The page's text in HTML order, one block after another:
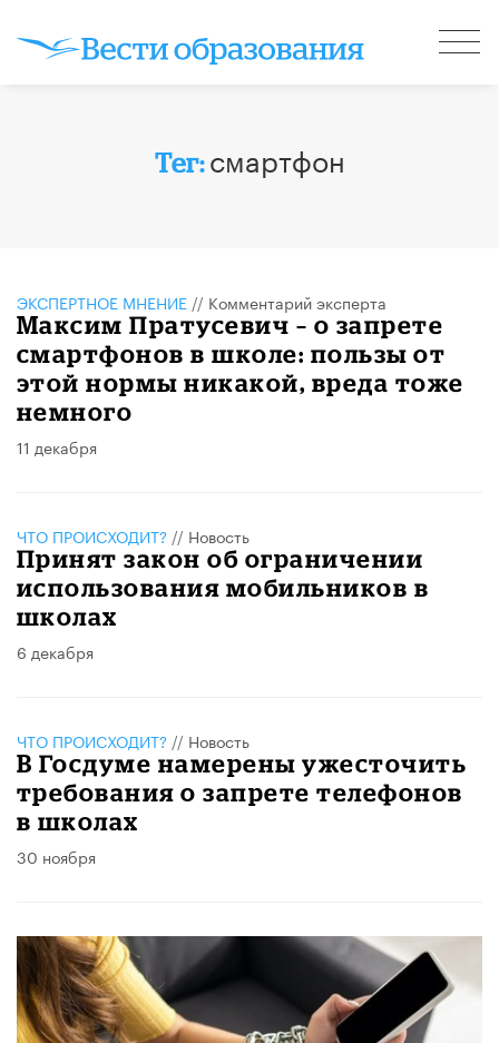
Тег:смартфон
ЭКСПЕРТНОЕ МНЕНИЕ // Комментарий эксперта
Максим Пратусевич – о запрете
смартфонов в школе: пользы от
этой нормы никакой, вреда тоже
немного
11 декабря
ЧТО ПРОИСХОДИТ? // Новость
Принят закон об ограничении
использования мобильников в
школах
6 декабря
ЧТО ПРОИСХОДИТ? // Новость
В Госдуме намерены ужесточить
требования о запрете телефонов
в школах
30 ноября